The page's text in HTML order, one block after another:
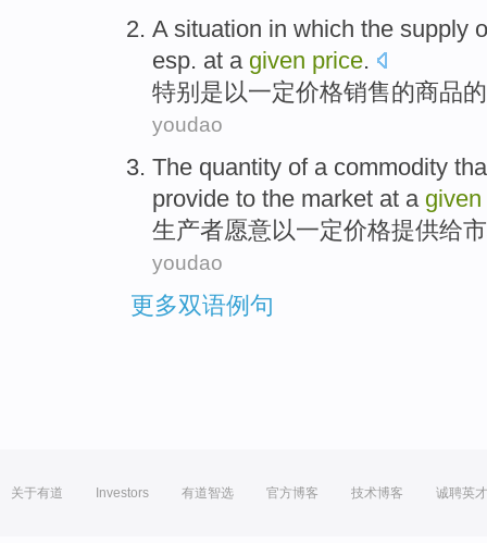
A situation in which the supply
esp. at a given price.
特别是 以一定价格销售的商品的
youdao
The quantity ofa commodity
provide to the market at a given
生产者愿意以一定价格提供给
youdao
更多双语例句
关于有道 Investors 有道智选 官方博客 技术博客 诚聘英才